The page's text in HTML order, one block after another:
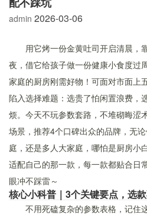
admin 2026-03-06
用它烤一份金黄吐司开启清晨，
夜，借它给孩子做一份健康小食度过
家庭的厨房刚需好物！可面对市面上
陷入选择难题：选贵了怕闲置浪费，
烦。今天不玩参数套路，不堆砌晦涩
场景，推荐4个口碑出众的品牌，无
庭，还是多人大家庭，哪怕是厨房小
适配自己的那一款，每一款都贴合日
眼冲不踩雷～
核心小科普｜3个关键要点，选
不用死磕复杂的参数表格，记住